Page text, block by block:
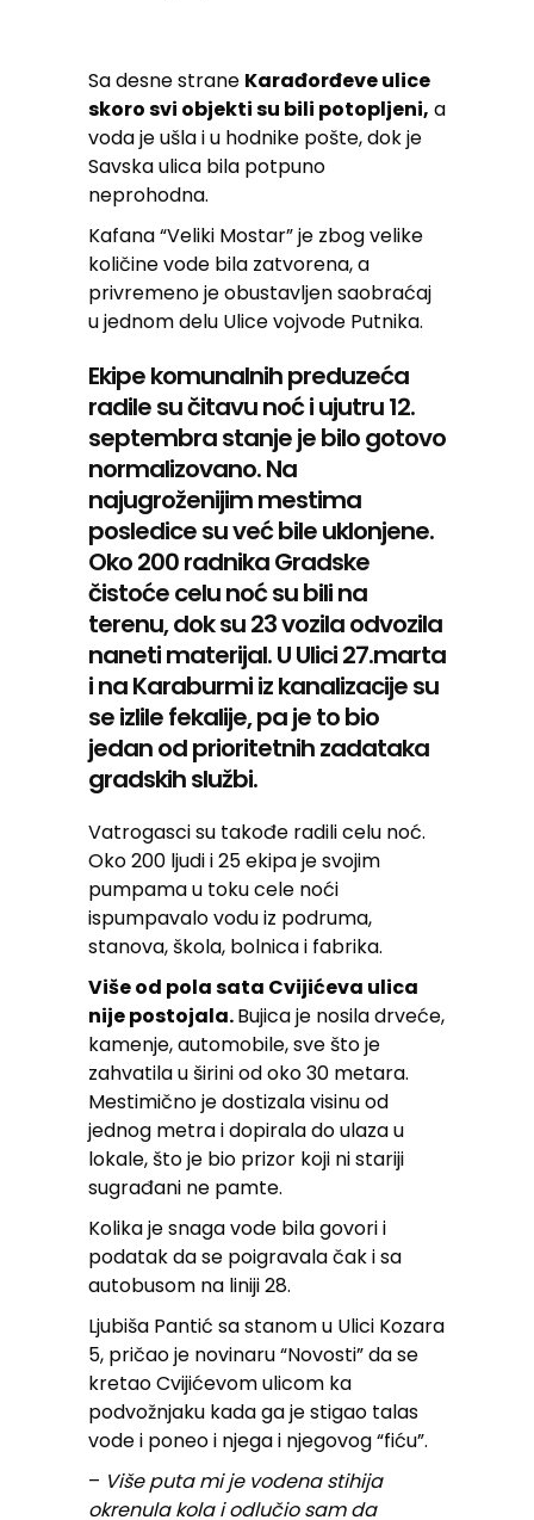
Sa desne strane Karađorđeve ulice
skoro svi objekti su bili potopljeni, a
voda je ušla i u hodnike pošte, dok je
Savska ulica bila potpuno
neprohodna.
Kafana “Veliki Mostar” je zbog velike
količine vode bila zatvorena, a
privremeno je obustavljen saobraćaj
u jednom delu Ulice vojvode Putnika.
Ekipe komunalnih preduzeća
radile su čitavu noć i ujutru 12.
septembra stanje je bilo gotovo
normalizovano. Na
najugroženijim mestima
posledice su već bile uklonjene.
Oko 200 radnika Gradske
čistoće celu noć su bili na
terenu, dok su 23 vozila odvozila
naneti materijal. U Ulici 27.marta
i na Karaburmi iz kanalizacije su
se izlile fekalije, pa je to bio
jedan od prioritetnih zadataka
gradskih službi.
Vatrogasci su takođe radili celu noć.
Oko 200 ljudi i 25 ekipa je svojim
pumpama u toku cele noći
ispumpavalo vodu iz podruma,
stanova, škola, bolnica i fabrika.
Više od pola sata Cvijićeva ulica
nije postojala.Bujica je nosila drveće,
kamenje, automobile, sve što je
zahvatila u širini od oko 30 metara.
Mestimično je dostizala visinu od
jednog metra i dopirala do ulaza u
lokale, što je bio prizor koji ni stariji
sugrađani ne pamte.
Kolika je snaga vode bila govori i
podatak da se poigravala čak i sa
autobusom na liniji 28.
Ljubiša Pantić sa stanom u Ulici Kozara
5, pričao je novinaru “Novosti” da se
kretao Cvijićevom ulicom ka
podvožnjaku kada ga je stigao talas
vode i poneo i njega i njegovog “fiću”.
– Više puta mi je vodena stihija
okrenula kola i odlučio sam da